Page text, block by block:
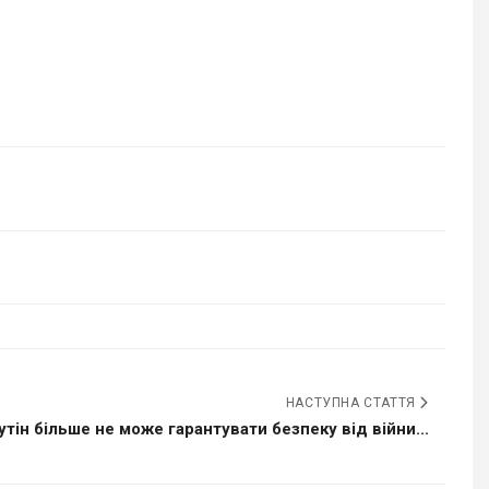
НАСТУПНА СТАТТЯ
більше не може гарантувати безпеку від війни...